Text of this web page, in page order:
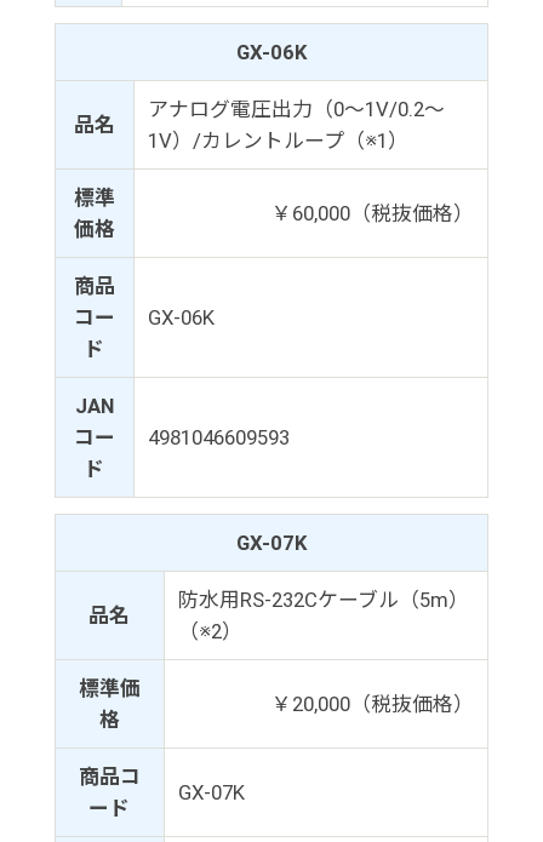
GX-06K
品名
アナログ電圧出力（0～1V/0.2～
1V）/カレントループ（※1）
標準
価格
￥60,000（税抜価格）
商品
コー
ド
GX-06K
JAN
コー
ド
4981046609593
GX-07K
品名
防水用RS-232Cケーブル（5m）
（※2）
標準価
格
￥20,000（税抜価格）
商品コ
ード
GX-07K